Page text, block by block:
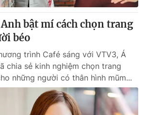
bật mí cách chọn trang
béo
trình Café sáng với VTV3, Á
chia sẻ kinh nghiệm chọn trang
những người có thân hình mũm...